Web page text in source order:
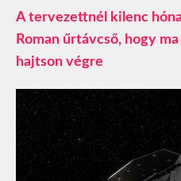
A tervezettnél kilenc
Roman űrtávcső, hogy
hajtson végre